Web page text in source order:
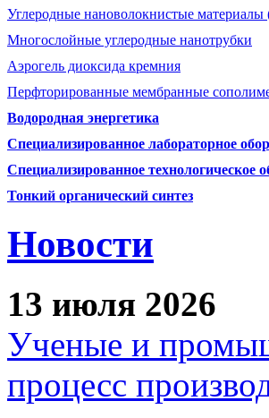
Углеродные нановолокнистые
Многослойные углеродные нанотрубки
Аэрогель диоксида кремния
Перфторированные мембранные
Водородная энергетика
Специализированное лабораторное
Специализированное технологическое
Тонкий органический синтез
Новости
13 июля 2026
Ученые и
процесс